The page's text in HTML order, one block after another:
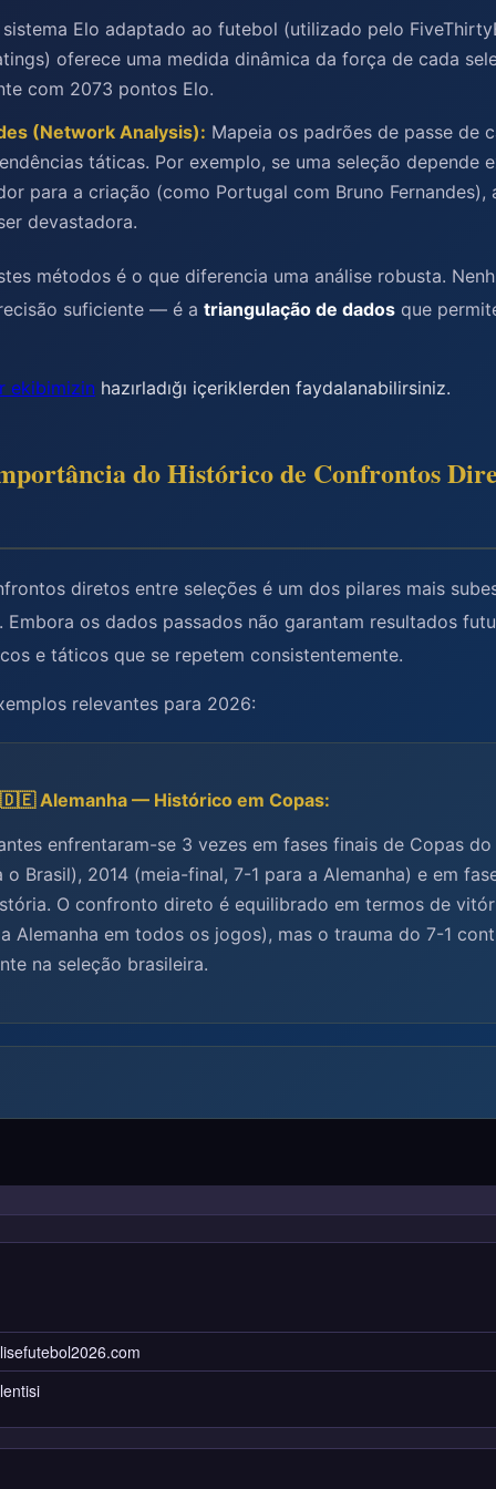
Elo adaptado ao futebol (utilizado pelo
oferece uma medida dinâmica da força de cada
com 2073 pontos Elo.
(Network Analysis): Mapeia os padrões de passe de
táticas. Por exemplo, se uma seleção depende
para a criação (como Portugal com Bruno Fernandes),
devastadora.
métodos é o que diferencia uma análise robusta.
suficiente — é a triangulação de dados que
ekibimizin hazırladığı içeriklerden faydalanabilirsiniz.
do Histórico de Confrontos
diretos entre seleções é um dos pilares mais
Embora os dados passados não garantam resultados
e táticos que se repetem consistentemente.
relevantes para 2026:
Alemanha — Histórico em Copas:
enfrentaram-se 3 vezes em fases finais de Copas
Brasil), 2014 (meia-final, 7-1 para a Alemanha) e em
O confronto direto é equilibrado em termos de
Alemanha em todos os jogos), mas o trauma do 7-1
na seleção brasileira.